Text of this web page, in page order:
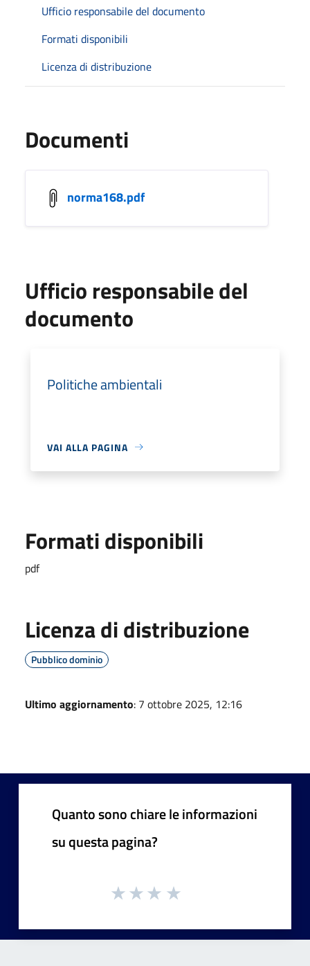
Ufficio responsabile del documento
Formati disponibili
Licenza di distribuzione
Documenti
norma168.pdf
Ufficio responsabile del
documento
Politiche ambientali
VAI ALLA PAGINA
Formati disponibili
pdf
Licenza di distribuzione
Pubblico dominio
Ultimo aggiornamento: 7 ottobre 2025, 12:16
Quanto sono chiare le informazioni
su questa pagina?